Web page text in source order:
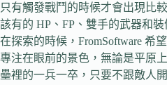
只有觸發戰鬥的時候才會出現比
該有的 HP、FP、雙手的武器和
在探索的時候，FromSoftware 希
專注在眼前的景色，無論是平原
壘裡的一兵一卒，只要不跟敵人